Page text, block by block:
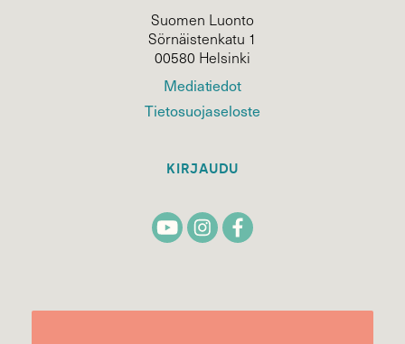
Suomen Luonto
Sörnäistenkatu 1
00580 Helsinki
Mediatiedot
Tietosuojaseloste
KIRJAUDU